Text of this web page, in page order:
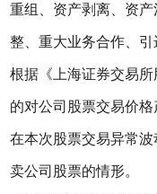
重组、资产剥离、资
整、重大业务合作、
根据《上海证券交易
的对公司股票交易价格
在本次股票交易异常
卖公司股票的情形。